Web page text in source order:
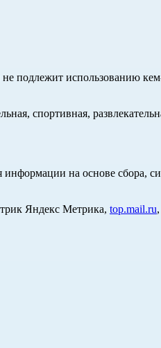
не подлежит использованию
спортивная,
на основе сбора,
Яндекс Метрика, top.mail.ru